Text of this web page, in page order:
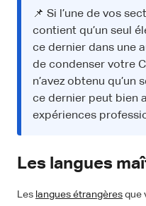
📌 Si l’une de vos
contient qu’un seul
ce dernier dans une
de condenser votre
n’avez obtenu qu’un
ce dernier peut bien
expériences
Les langues
Les langues étrangères que